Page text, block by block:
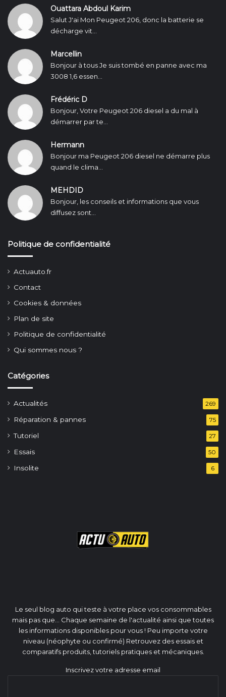
Ouattara Abdoul Karim
Salut J'ai Mon Peugeot 206, donc la batterie se
décharge vit...
Marcellin
Bonjour à tous Je suis tombé en panne avec ma
3008 1,6 essen...
Frédéric D
Bonjour, Votre Peugeot 206 diesel a du mal à
démarrer par te...
Hermann
Bonjour ma Peugeot 206 diesel ne démarre plus
quand le clima...
MEHDID
Bonjour, les conseils et informations que vous
diffusez sont...
Politique de confidentialité
Actuauto.fr
Contact
Cookies & données
Plan de site
Politique de confidentialité
Qui sommes nous ?
Catégories
Actualités 269
Réparation & pannes 75
Tutoriel 27
Essais 50
Insolite 6
Le seul blog auto qui teste à votre place vos consommables
mais pas que... Chaque semaine de l'actualité ainsi que toutes
les informations disponibles pour vous ! Peu importe votre
niveau (néophyte ou confirmé) Retrouvez des essais et
comparatifs produits, tutoriels pratiques et mécaniques.
Inscrivez votre adresse email